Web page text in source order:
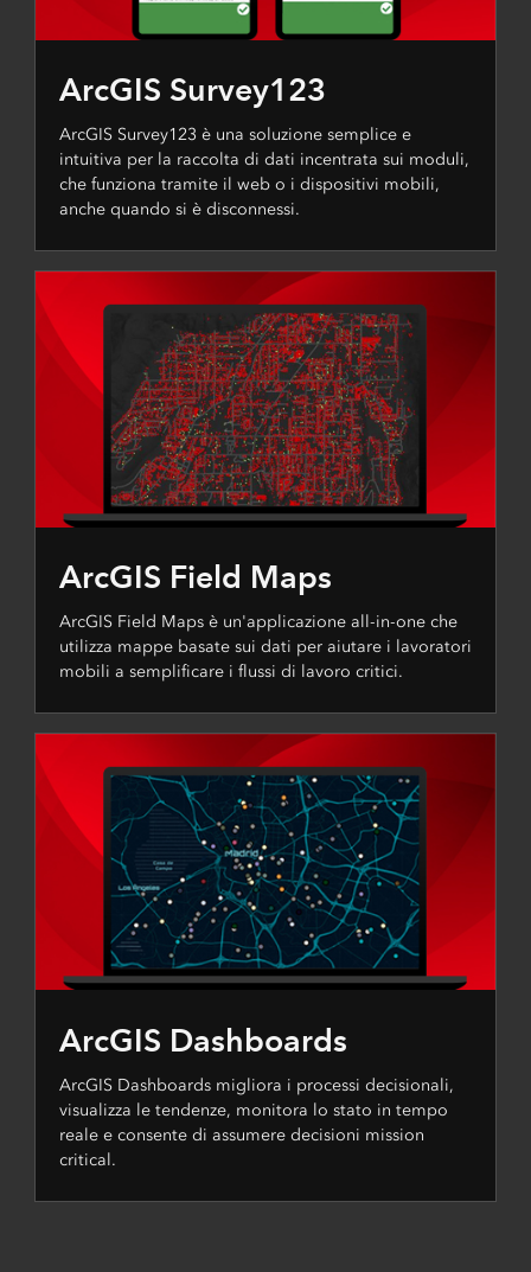
ArcGIS Survey123
ArcGIS Survey123 è una soluzione semplice e
intuitiva per la raccolta di dati incentrata sui moduli,
che funziona tramite il web o i dispositivi mobili,
anche quando si è disconnessi.
ArcGIS Field Maps
ArcGIS Field Maps è un'applicazione all-in-one che
utilizza mappe basate sui dati per aiutare i lavoratori
mobili a semplificare i flussi di lavoro critici.
ArcGIS Dashboards
ArcGIS Dashboards migliora i processi decisionali,
visualizza le tendenze, monitora lo stato in tempo
reale e consente di assumere decisioni mission
critical.